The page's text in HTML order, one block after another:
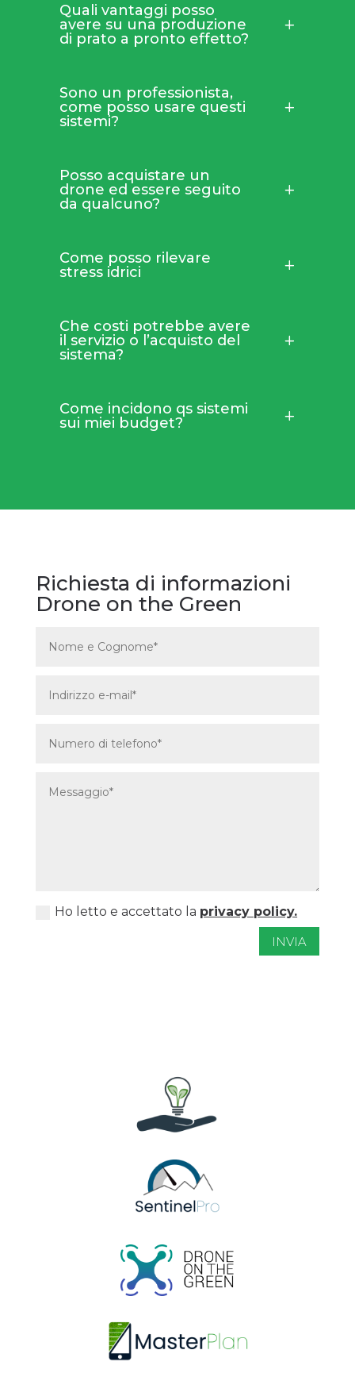
Quali vantaggi posso
avere su una produzione
di prato a pronto effetto?
Sono un professionista,
come posso usare questi
sistemi?
Posso acquistare un
drone ed essere seguito
da qualcuno?
Come posso rilevare
stress idrici
Che costi potrebbe avere
il servizio o l’acquisto del
sistema?
Come incidono qs sistemi
sui miei budget?
Richiesta di informazioni
Drone on the Green
Ho letto e accettato la privacy policy.
INVIA